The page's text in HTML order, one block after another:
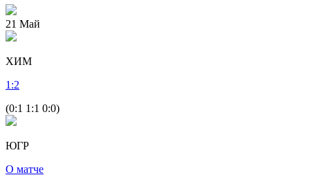
21 Май
ХИМ
1 :2
(0:1 1:1 0:0)
ЮГР
О матче